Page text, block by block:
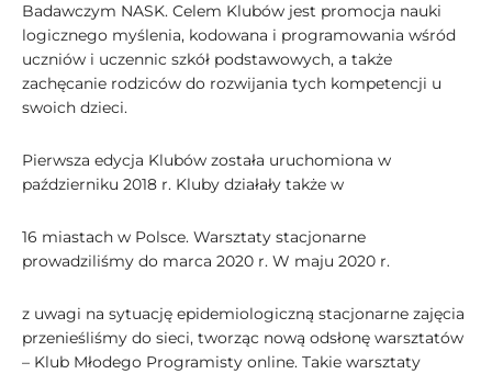
Badawczym NASK. Celem Klubów jest promocja nauki
logicznego myślenia, kodowana i programowania wśród
uczniów i uczennic szkół podstawowych, a także
zachęcanie rodziców do rozwijania tych kompetencji u
swoich dzieci.
Pierwsza edycja Klubów została uruchomiona w
październiku 2018 r. Kluby działały także w
16 miastach w Polsce. Warsztaty stacjonarne
prowadziliśmy do marca 2020 r. W maju 2020 r.
z uwagi na sytuację epidemiologiczną stacjonarne zajęcia
przenieśliśmy do sieci, tworząc nową odsłonę warsztatów
– Klub Młodego Programisty online. Takie warsztaty